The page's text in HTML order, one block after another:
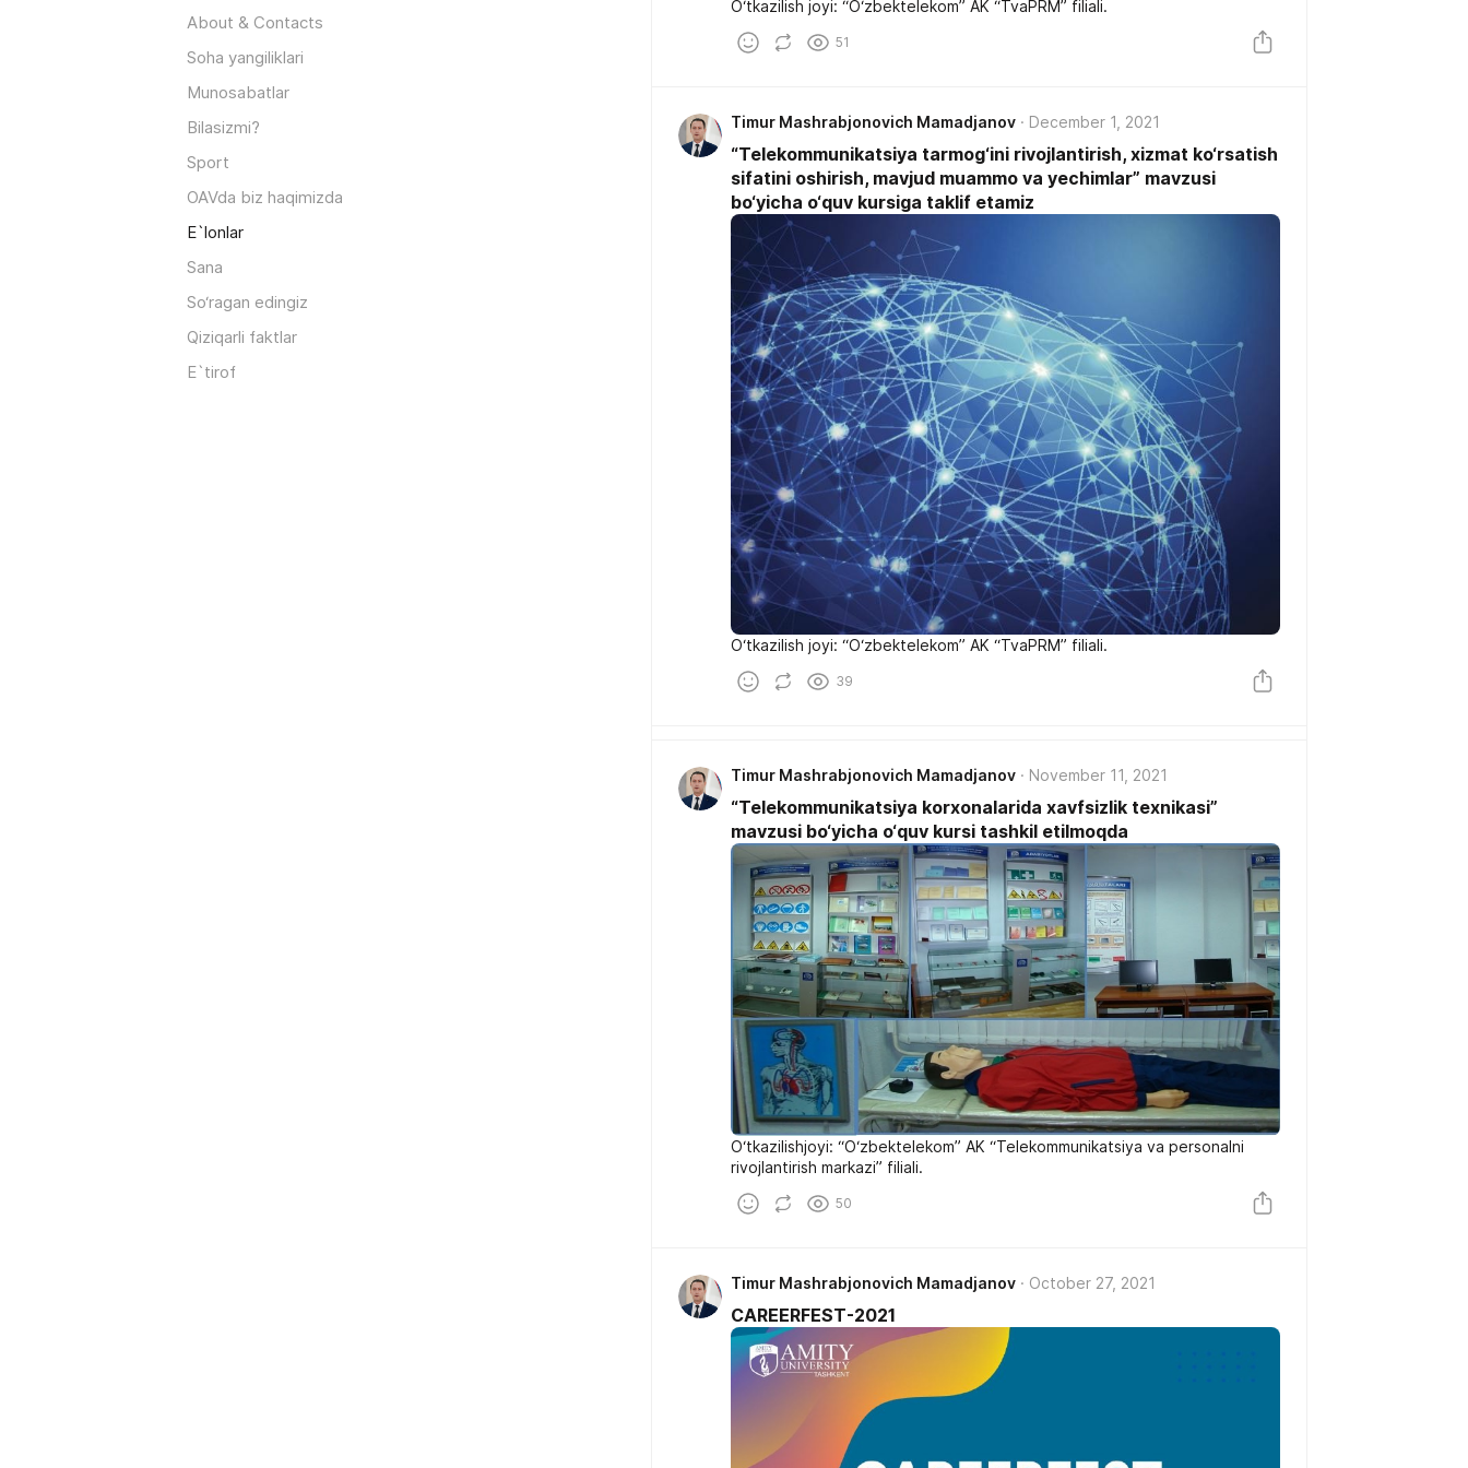
About & Contacts
Soha yangiliklari
Munosabatlar
Bilasizmi?
Sport
OAVda biz haqimizda
E`lonlar
Sana
So‘ragan edingiz
Qiziqarli faktlar
E`tirof
O‘tkazilish joyi: “O‘zbektelekom” AK “TvaPRM” filiali.
51
Timur Mashrabjonovich Mamadjanov December 1, 2021
“Telekommunikatsiya tarmog‘ini rivojlantirish, xizmat ko‘rsatish
sifatini oshirish, mavjud muammo va yеchimlar” mavzusi
bo‘yicha o‘quv kursiga taklif etamiz
O‘tkazilish joyi: “O‘zbektelekom” AK “TvaPRM” filiali.
39
Timur Mashrabjonovich Mamadjanov November 11, 2021
“Telekommunikatsiya korxonalarida xavfsizlik texnikasi”
mavzusi bo‘yicha o‘quv kursi tashkil etilmoqda
O‘tkazilishjoyi: “O‘zbektelekom” AK “Telekommunikatsiya va personalni
rivojlantirish markazi” filiali.
50
Timur Mashrabjonovich Mamadjanov October 27, 2021
CAREERFEST-2021